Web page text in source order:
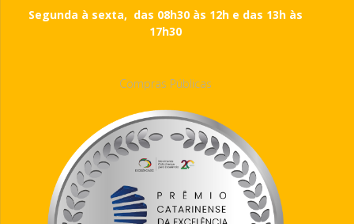
Segunda à sexta, das 08h30 às 12h e das 13h às
17h30
Compras Públicas